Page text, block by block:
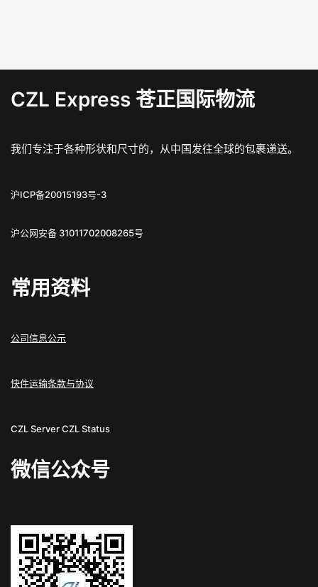
CZL Express 苍正国际物流
我们专注于各种形状和尺寸的，从中国发往全球的包裹递送。
沪ICP备20015193号-3
沪公网安备 31011702008265号
常用资料
公司信息公示
快件运输条款与协议
CZL ServerCZL Status
微信公众号